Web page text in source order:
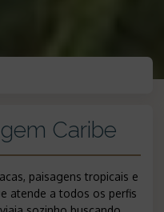
Caribe
paisagens tropicais e
atende a todos os perfis